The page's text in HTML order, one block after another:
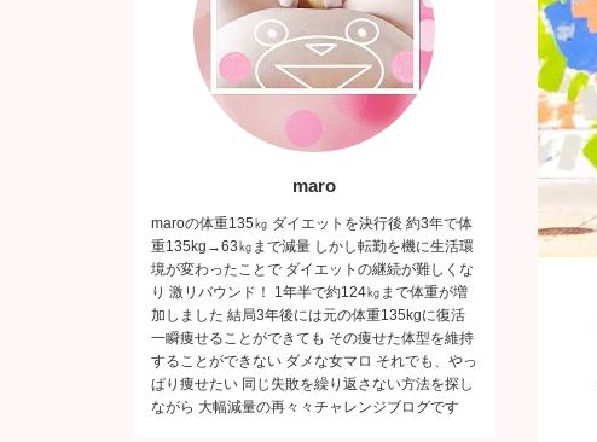
maro
maroの体重135㎏ ダイエットを決行後 約3年で体
重135kg→63㎏まで減量 しかし転勤を機に生活環
境が変わったことで ダイエットの継続が難しくな
り 激リバウンド！ 1年半で約124㎏まで体重が増
加しました 結局3年後には元の体重135kgに復活
一瞬痩せることができても その痩せた体型を維持
することができない ダメな女マロ それでも、やっ
ぱり痩せたい 同じ失敗を繰り返さない方法を探し
ながら 大幅減量の再々々チャレンジブログです